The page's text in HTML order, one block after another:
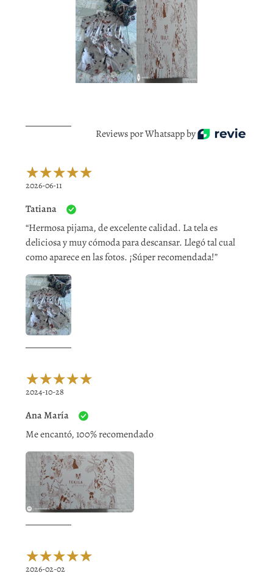
Reviews por Whatsapp by
2026-06-11
Tatiana
“Hermosa pijama, de excelente calidad. La tela es
deliciosa y muy cómoda para descansar. Llegó tal cual
como aparece en las fotos. ¡Súper recomendada!”
2024-10-28
Ana María
Me encantó, 100% recomendado
2026-02-02